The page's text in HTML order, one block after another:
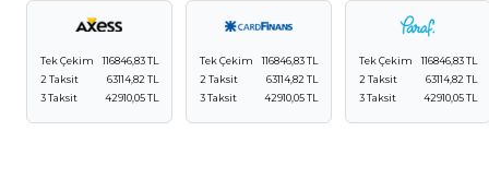
Tek Çekim
116846,83 TL
2 Taksit
63114,82 TL
3 Taksit
42910,05 TL
Tek Çekim
116846,83 TL
2 Taksit
63114,82 TL
3 Taksit
42910,05 TL
Tek Çekim
116846,83 TL
2 Taksit
63114,82 TL
3 Taksit
42910,05 TL